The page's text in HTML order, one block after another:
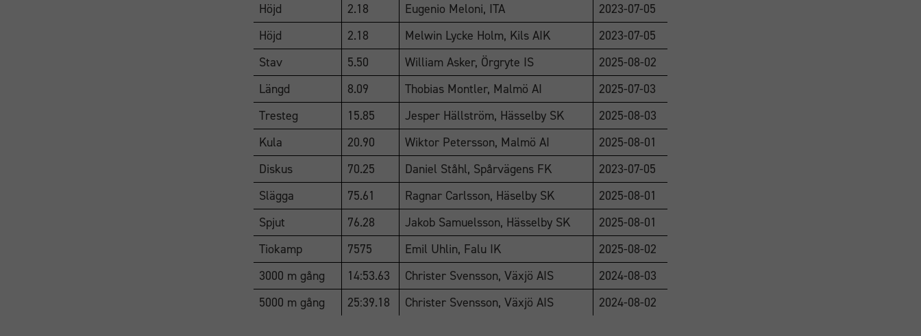
Höjd
2.18 Eugenio Meloni, ITA
2023-07-05
Höjd
2.18 Melwin Lycke Holm, Kils AIK
2023-07-05
Stav
5.50 William Asker, Örgryte IS
2025-08-02
Längd
8.09 Thobias Montler, Malmö AI
2025-07-03
Tresteg
15.85 Jesper Hällström, Hässelby SK
2025-08-03
Kula
20.90 Wiktor Petersson, Malmö AI
2025-08-01
Diskus
70.25 Daniel Ståhl, Spårvägens FK
2023-07-05
Slägga
75.61 Ragnar Carlsson, Häselby SK
2025-08-01
Spjut
76.28 Jakob Samuelsson, Hässelby SK
2025-08-01
Tiokamp
7575 Emil Uhlin, Falu IK
2025-08-02
3000 m gång
14:53.63 Christer Svensson, Växjö AIS
2024-08-03
5000 m gång
25:39.18 Christer Svensson, Växjö AIS 2024-08-02